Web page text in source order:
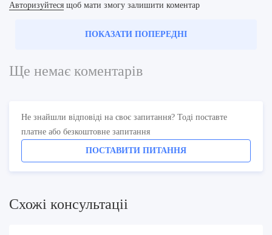
Авторизуйтеся щоб мати змогу залишити коментар
ПОКАЗАТИ ПОПЕРЕДНІ
Ще немає коментарів
Не знайшли відповіді на своє запитання? Тоді поставте
платне або безкоштовне запитання
ПОСТАВИТИ ПИТАННЯ
Схожi консультацii